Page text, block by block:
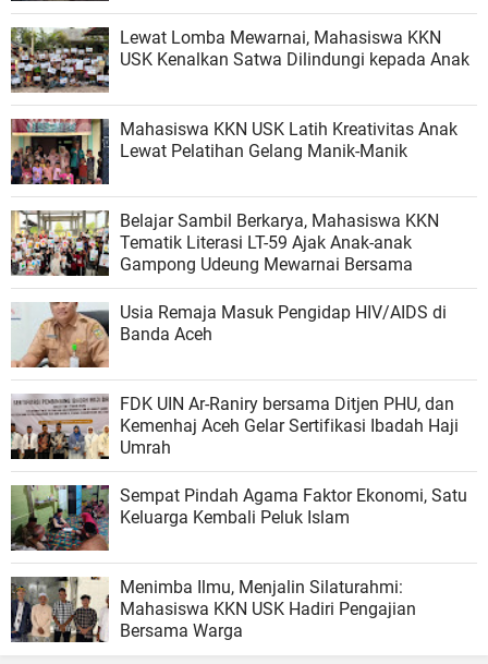
Lewat Lomba Mewarnai, Mahasiswa KKN
USK Kenalkan Satwa Dilindungi kepada Anak
Mahasiswa KKN USK Latih Kreativitas Anak
Lewat Pelatihan Gelang Manik-Manik
Belajar Sambil Berkarya, Mahasiswa KKN
Tematik Literasi LT-59 Ajak Anak-anak
Gampong Udeung Mewarnai Bersama
Usia Remaja Masuk Pengidap HIV/AIDS di
Banda Aceh
FDK UIN Ar-Raniry bersama Ditjen PHU, dan
Kemenhaj Aceh Gelar Sertifikasi Ibadah Haji
Umrah
Sempat Pindah Agama Faktor Ekonomi, Satu
Keluarga Kembali Peluk Islam
Menimba Ilmu, Menjalin Silaturahmi:
Mahasiswa KKN USK Hadiri Pengajian
Bersama Warga